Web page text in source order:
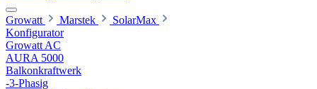
Growatt Marstek
SolarMax
Konfigurator
Growatt AC
AURA 5000
Balkonkraftwerk
-3-Phasig